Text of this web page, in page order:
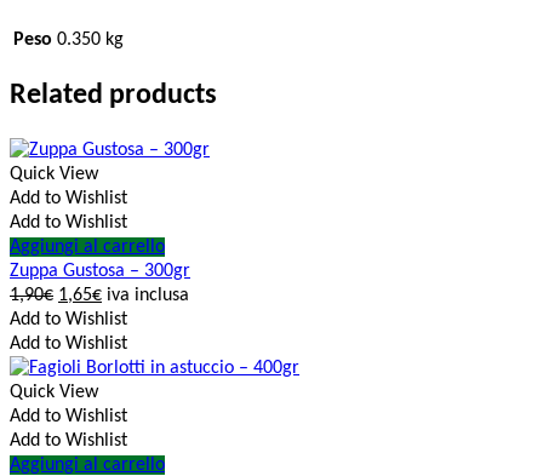
Peso 0.350 kg
Related products
Quick View
Add to Wishlist
Add to Wishlist
Aggiungi al carrello
Zuppa Gustosa – 300gr
1,90€ 1,65€ iva inclusa
Add to Wishlist
Add to Wishlist
Quick View
Add to Wishlist
Add to Wishlist
Aggiungi al carrello